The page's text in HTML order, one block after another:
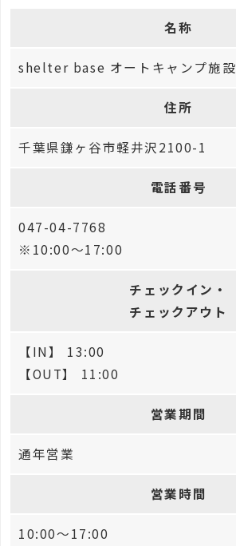
名称
shelter base オートキャンプ施設
住所
千葉県鎌ヶ谷市軽井沢2100-1
電話番号
047-04-7768
※10:00〜17:00
チェックイン・
チェックアウト
【IN】 13:00
【OUT】 11:00
営業期間
通年営業
営業時間
10:00〜17:00